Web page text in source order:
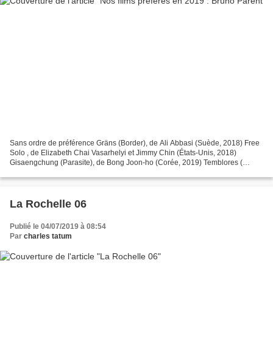
Sans ordre de préférence Gräns (Border), de Ali Abbasi (Suède, 2018) Free
Solo , de Elizabeth Chai Vasarhelyi et Jimmy Chin (États-Unis, 2018)
Gisaengchung (Parasite), de Bong Joon-ho (Corée, 2019) Temblores (
La Rochelle 06
Publié le 04/07/2019 à 08:54
Par charles tatum